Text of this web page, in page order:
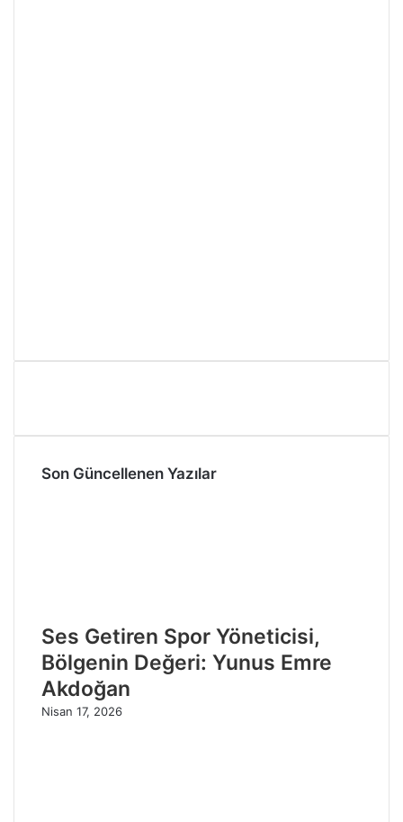
Son Güncellenen Yazılar
Ses Getiren Spor Yöneticisi,
Bölgenin Değeri: Yunus Emre
Akdoğan
Nisan 17, 2026